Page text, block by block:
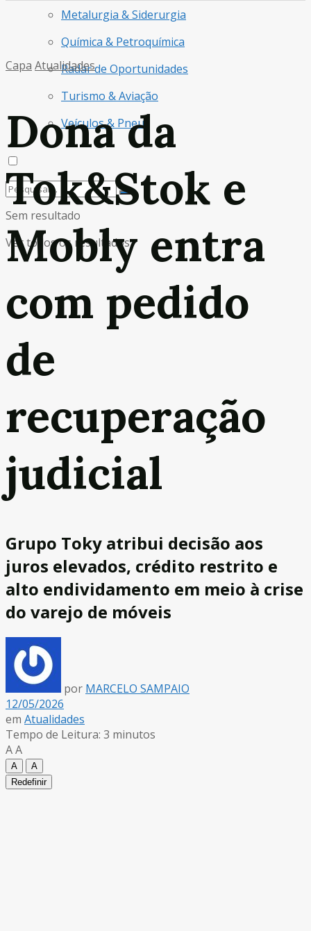
Metalurgia & Siderurgia
Química & Petroquímica
Radar de Oportunidades
Turismo & Aviação
Veículos & Pneus
Sem resultado
Ver todos os resultados
Capa Atualidades
Dona da
Tok&Stok e
Mobly entra
com pedido
de
recuperação
judicial
Grupo Toky atribui decisão aos
juros elevados, crédito restrito e
alto endividamento em meio à crise
do varejo de móveis
por MARCELO SAMPAIO
12/05/2026
em Atualidades
Tempo de Leitura: 3 minutos
AA
A
A
Redefinir